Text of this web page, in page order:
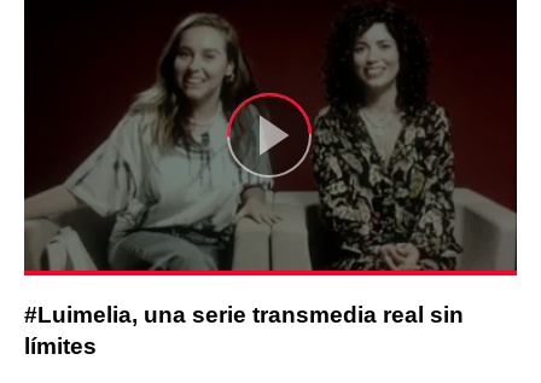
#Luimelia, una serie transmedia real sin
límites